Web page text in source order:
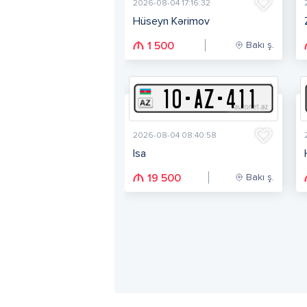
2026-08-04 17:16:32
Hüseyn Kərimov
1 500 Bakı ş.
10-AZ-411
2026-08-04 08:40:58
Isa
19 500 Bakı ş.